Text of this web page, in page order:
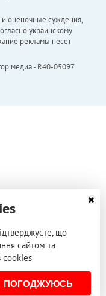
и оценочные суждения,
украинскому
рекламы несет
медиа - R40-05097
що
сайтом та
cookies
ПОГОДЖУЮСЬ